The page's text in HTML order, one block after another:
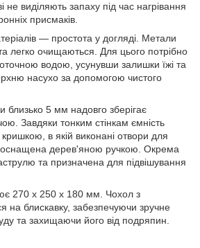
не виділяють запаху під час нагрівання
присмаків.
— простота у догляді. Метали
легко очищаються. Для цього потрібно
водою, усунувши залишки їжі та
насухо за допомогою чистого
близько 5 мм надовго зберігає
Завдяки тонким стінкам ємність
кришкою, в якій виконані отвори для
дерев'яною ручкою. Окрема
та призначена для підвішування
270 х 250 х 180 мм. Чохол з
на блискавку, забезпечуючи зручне
та захищаючи його від подряпин.